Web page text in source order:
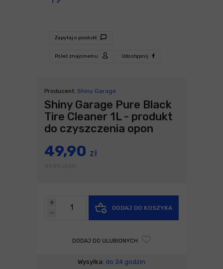
Zapytaj o produkt
Poleć znajomemu Udostępnij
Producent: Shiny Garage
Shiny Garage Pure Black
Tire Cleaner 1L - produkt
do czyszczenia opon
49,90 zł
-
+
DODAJ DO KOSZYKA
DODAJ DO ULUBIONYCH
Wysyłka: do 24 godzin